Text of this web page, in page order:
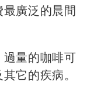
廣泛的晨間
量的咖啡可
它的疾病。